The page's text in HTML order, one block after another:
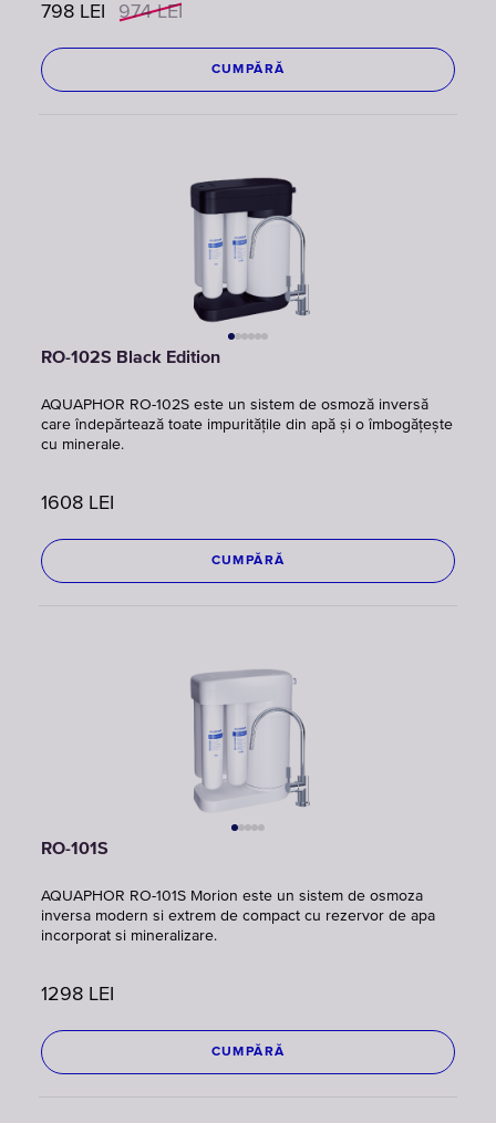
798 LEI 974 LEI
CUMPĂRĂ
RO-102S Black Edition
AQUAPHOR RO-102S este un sistem de osmoză inversă
care îndepărtează toate impuritățile din apă și o îmbogățește
cu minerale.
1608 LEI
CUMPĂRĂ
RO-101S
AQUAPHOR RO-101S Morion este un sistem de osmoza
inversa modern si extrem de compact cu rezervor de apa
incorporat si mineralizare.
1298 LEI
CUMPĂRĂ